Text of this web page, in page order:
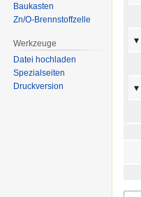
Baukasten
Zn/O-Brennstoffzelle
Werkzeuge
Datei hochladen
Spezialseiten
Druckversion